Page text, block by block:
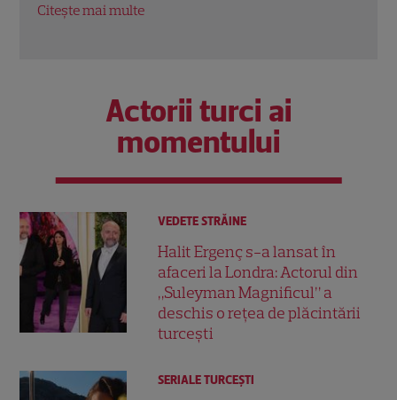
Citește mai multe
Actorii turci ai
momentului
VEDETE STRĂINE
Halit Ergenç s-a lansat în
afaceri la Londra: Actorul din
„Suleyman Magnificul” a
deschis o rețea de plăcintării
turcești
SERIALE TURCEŞTI